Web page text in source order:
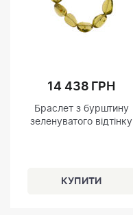
14 438 ГРН
Браслет з бурштину
зеленуватого відтінку